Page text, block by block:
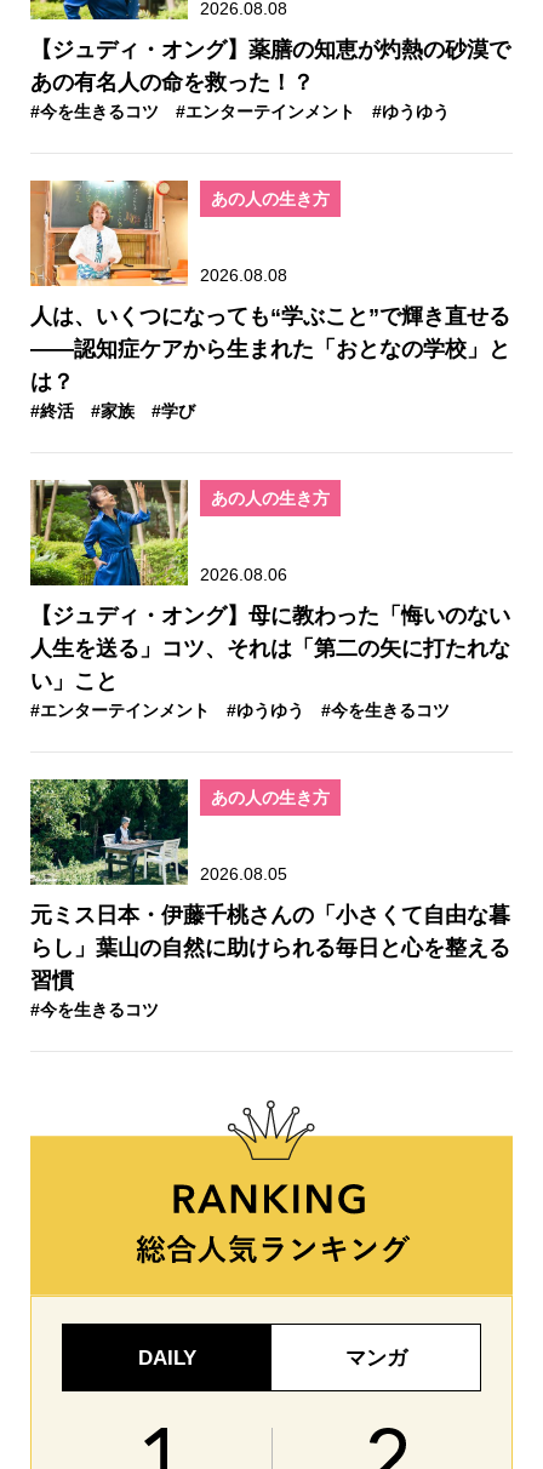
2026.08.08
【ジュディ・オング】薬膳の知恵が灼熱の砂漠で
あの有名人の命を救った！？
#今を生きるコツ #エンターテインメント #ゆうゆう
あの人の生き方
2026.08.08
人は、いくつになっても“学ぶこと”で輝き直せる
――認知症ケアから生まれた「おとなの学校」と
は？
#終活 #家族 #学び
あの人の生き方
2026.08.06
【ジュディ・オング】母に教わった「悔いのない
人生を送る」コツ、それは「第二の矢に打たれな
い」こと
#エンターテインメント #ゆうゆう #今を生きるコツ
あの人の生き方
2026.08.05
元ミス日本・伊藤千桃さんの「小さくて自由な暮
らし」葉山の自然に助けられる毎日と心を整える
習慣
#今を生きるコツ
DAILY マンガ